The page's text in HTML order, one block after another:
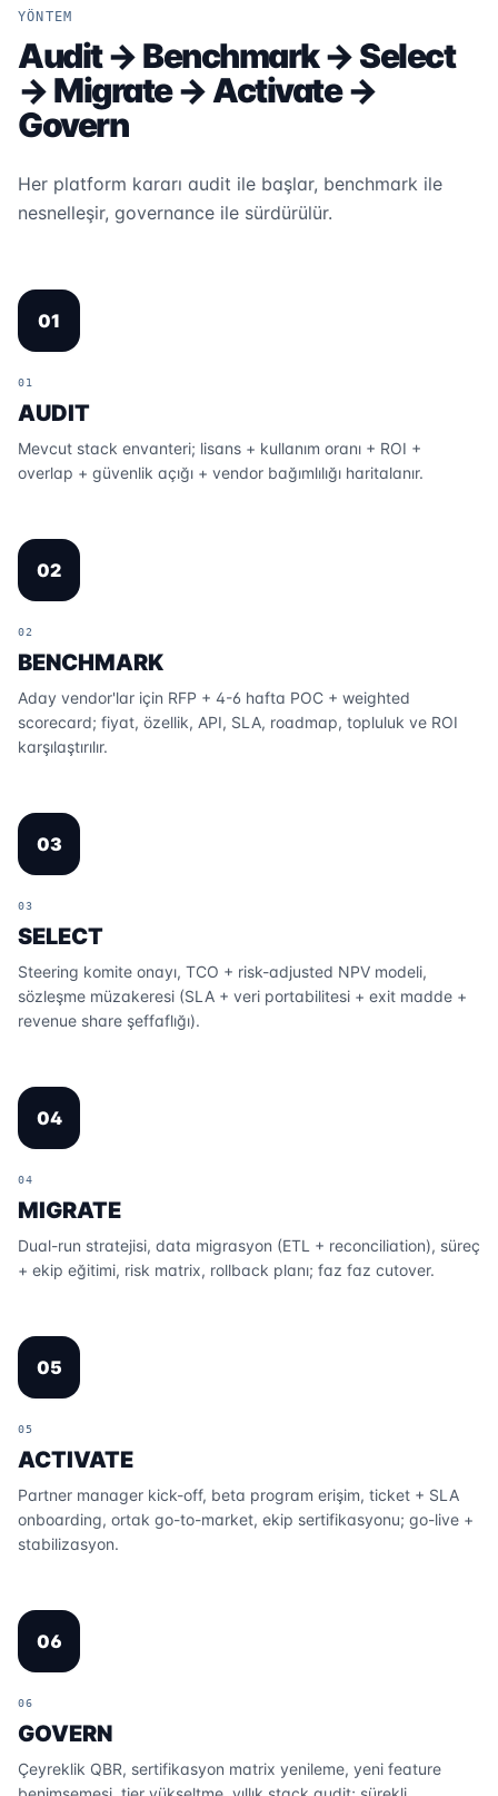
YÖNTEM
Audit → Benchmark → Select
→ Migrate → Activate →
Govern
Her platform kararı audit ile başlar, benchmark ile
nesnelleşir, governance ile sürdürülür.
01
01
AUDIT
Mevcut stack envanteri; lisans + kullanım oranı + ROI +
overlap + güvenlik açığı + vendor bağımlılığı haritalanır.
02
02
BENCHMARK
Aday vendor'lar için RFP + 4-6 hafta POC + weighted
scorecard; fiyat, özellik, API, SLA, roadmap, topluluk ve ROI
karşılaştırılır.
03
03
SELECT
Steering komite onayı, TCO + risk-adjusted NPV modeli,
sözleşme müzakeresi (SLA + veri portabilitesi + exit madde +
revenue share şeffaflığı).
04
04
MIGRATE
Dual-run stratejisi, data migrasyon (ETL + reconciliation), süreç
+ ekip eğitimi, risk matrix, rollback planı; faz faz cutover.
05
05
ACTIVATE
Partner manager kick-off, beta program erişim, ticket + SLA
onboarding, ortak go-to-market, ekip sertifikasyonu; go-live +
stabilizasyon.
06
06
GOVERN
Çeyreklik QBR, sertifikasyon matrix yenileme, yeni feature